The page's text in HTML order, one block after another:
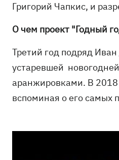
Григорий Чапкис, и
О чем проект "Годный
Третий год подряд
устаревшей
аранжировками. В
вспоминая о его самых